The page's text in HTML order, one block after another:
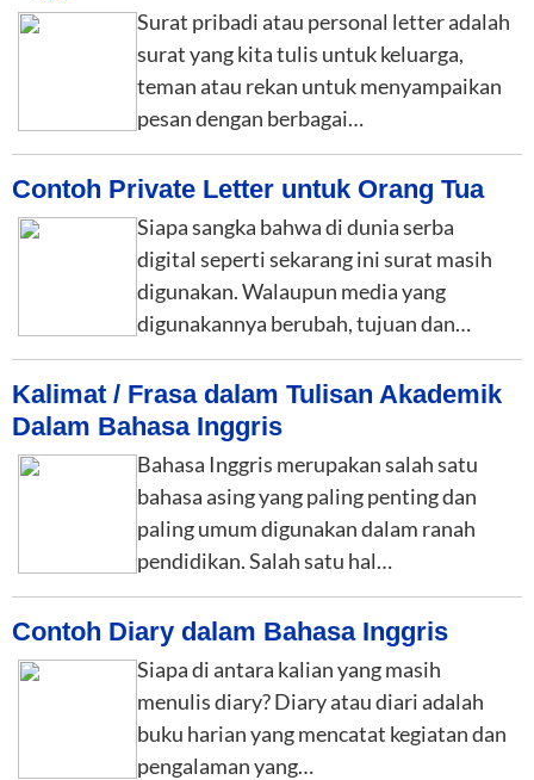
Surat pribadi atau personal letter adalah
surat yang kita tulis untuk keluarga,
teman atau rekan untuk menyampaikan
pesan dengan berbagai…
Contoh Private Letter untuk Orang Tua
Siapa sangka bahwa di dunia serba
digital seperti sekarang ini surat masih
digunakan. Walaupun media yang
digunakannya berubah, tujuan dan…
Kalimat / Frasa dalam Tulisan Akademik
Dalam Bahasa Inggris
Bahasa Inggris merupakan salah satu
bahasa asing yang paling penting dan
paling umum digunakan dalam ranah
pendidikan. Salah satu hal…
Contoh Diary dalam Bahasa Inggris
Siapa di antara kalian yang masih
menulis diary? Diary atau diari adalah
buku harian yang mencatat kegiatan dan
pengalaman yang…